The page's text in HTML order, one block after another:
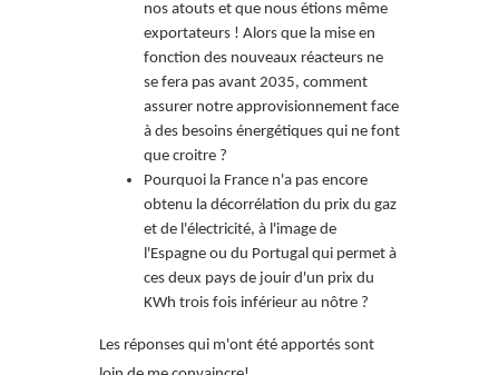
nos atouts et que nous étions même
exportateurs ! Alors que la mise en
fonction des nouveaux réacteurs ne
se fera pas avant 2035, comment
assurer notre approvisionnement face
à des besoins énergétiques qui ne font
que croitre ?
Pourquoi la France n'a pas encore
obtenu la décorrélation du prix du gaz
et de l'électricité, à l'image de
l'Espagne ou du Portugal qui permet à
ces deux pays de jouir d'un prix du
KWh trois fois inférieur au nôtre ?
Les réponses qui m'ont été apportés sont